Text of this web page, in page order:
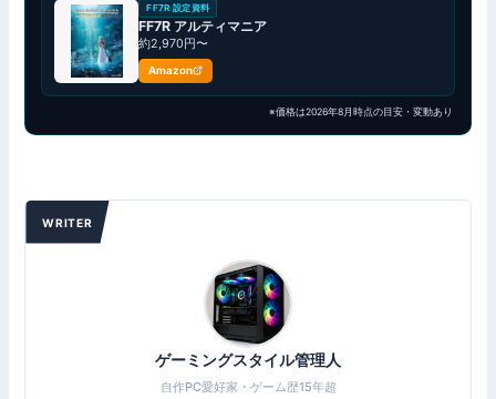
FF7R 設定資料
FF7R アルティマニア
約2,970円〜
Amazon
※価格は2026年8月時点の目安・変動あり
WRITER
ゲーミングスタイル管理人
自作PC愛好家・ゲーム歴15年超